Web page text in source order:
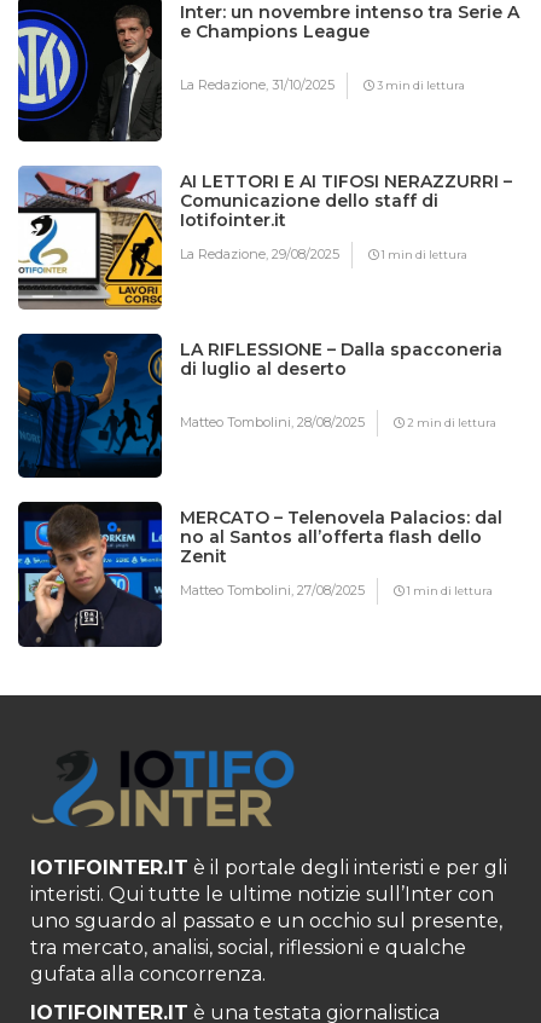
Inter: un novembre intenso tra Serie A
e Champions League
La Redazione,31/10/2025 3 min di lettura
AI LETTORI E AI TIFOSI NERAZZURRI –
Comunicazione dello staff di
Iotifointer.it
La Redazione,29/08/2025 1 min di lettura
LA RIFLESSIONE – Dalla spacconeria
di luglio al deserto
Matteo Tombolini,28/08/2025 2 min di lettura
MERCATO – Telenovela Palacios: dal
no al Santos all’offerta flash dello
Zenit
Matteo Tombolini,27/08/2025 1 min di lettura
IOTIFOINTER.IT è il portale degli interisti e per gli
interisti. Qui tutte le ultime notizie sull’Inter con
uno sguardo al passato e un occhio sul presente,
tra mercato, analisi, social, riflessioni e qualche
gufata alla concorrenza.
IOTIFOINTER.IT è una testata giornalistica